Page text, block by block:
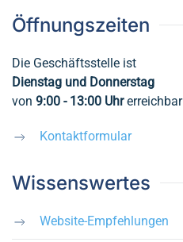
Öffnungszeiten
Die Geschäftsstelle ist
Dienstag und Donnerstag
von 9:00 - 13:00 Uhrerreichbar
Kontaktformular
Wissenswertes
Website-Empfehlungen